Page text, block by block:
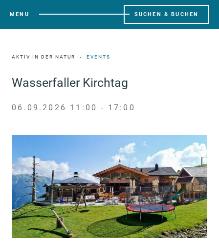
MENU SUCHEN & BUCHEN
AKTIV IN DER NATUR EVENTS
Wasserfaller Kirchtag
06.09.2026 11:00 - 17:00